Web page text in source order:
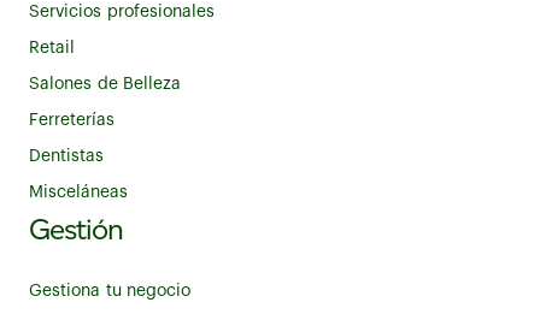
Servicios profesionales
Retail
Salones de Belleza
Ferreterías
Dentistas
Misceláneas
Gestión
Gestiona tu negocio